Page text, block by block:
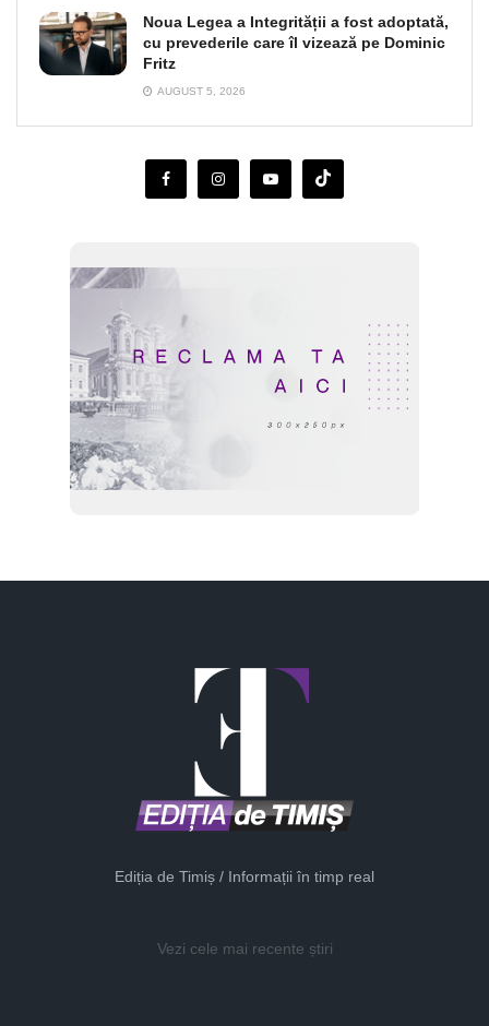
Noua Legea a Integrității a fost adoptată,
cu prevederile care îl vizează pe Dominic
Fritz
AUGUST 5, 2026
Ediția de Timiș / Informații în timp real
Vezi cele mai recente știri